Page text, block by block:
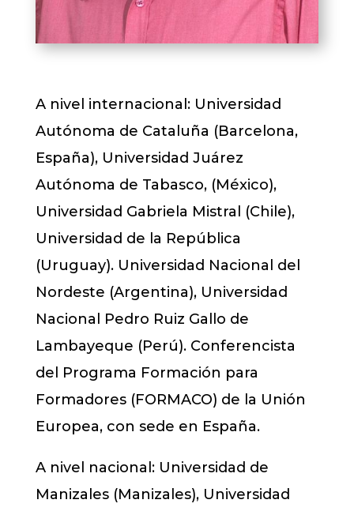
A nivel internacional: Universidad
Autónoma de Cataluña (Barcelona,
España), Universidad Juárez
Autónoma de Tabasco, (México),
Universidad Gabriela Mistral (Chile),
Universidad de la República
(Uruguay). Universidad Nacional del
Nordeste (Argentina), Universidad
Nacional Pedro Ruiz Gallo de
Lambayeque (Perú). Conferencista
del Programa Formación para
Formadores (FORMACO) de la Unión
Europea, con sede en España.
A nivel nacional: Universidad de
Manizales (Manizales), Universidad